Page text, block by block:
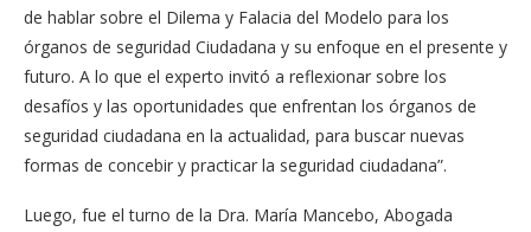
de hablar sobre el Dilema y Falacia del Modelo para los
órganos de seguridad Ciudadana y su enfoque en el presente y
futuro. A lo que el experto invitó a reflexionar sobre los
desafíos y las oportunidades que enfrentan los órganos de
seguridad ciudadana en la actualidad, para buscar nuevas
formas de concebir y practicar la seguridad ciudadana”.
Luego, fue el turno de la Dra. María Mancebo, Abogada